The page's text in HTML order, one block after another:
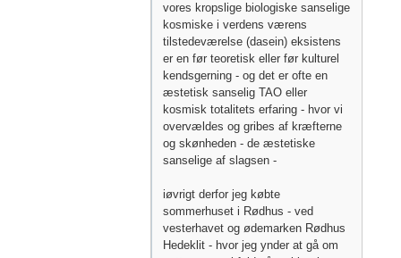
vores kropslige biologiske sanselige
kosmiske i verdens værens
tilstedeværelse (dasein) eksistens
er en før teoretisk eller før kulturel
kendsgerning - og det er ofte en
æstetisk sanselig TAO eller
kosmisk totalitets erfaring - hvor vi
overvældes og gribes af kræfterne
og skønheden - de æstetiske
sanselige af slagsen -
iøvrigt derfor jeg købte
sommerhuset i Rødhus - ved
vesterhavet og ødemarken Rødhus
Hedeklit - hvor jeg ynder at gå om